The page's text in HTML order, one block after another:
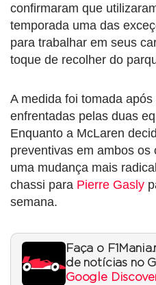
confirmaram que
temporada uma das
para trabalhar em seus
toque de recolher do
A medida foi tomada
enfrentadas pelas duas
Enquanto a McLaren
preventivas em ambos
uma mudança mais
chassi para Pierre Gasly
semana.
Faça o
de notícias no
Google